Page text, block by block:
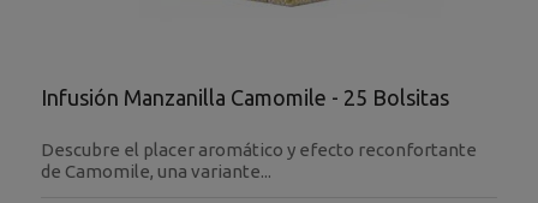
Infusión Manzanilla Camomile - 25 Bolsitas
Descubre el placer aromático y efecto reconfortante
de Camomile, una variante...